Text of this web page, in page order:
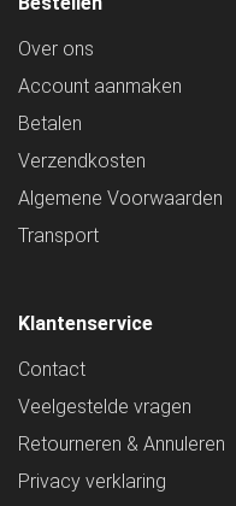
Over ons
Account aanmaken
Betalen
Verzendkosten
Algemene Voorwaarden
Transport
Klantenservice
Contact
Veelgestelde vragen
Retourneren & Annuleren
Privacy verklaring